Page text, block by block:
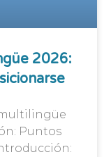
2026:
Puntos